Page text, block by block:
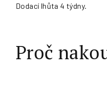
Dodací lhůta 4 týdny.
Proč